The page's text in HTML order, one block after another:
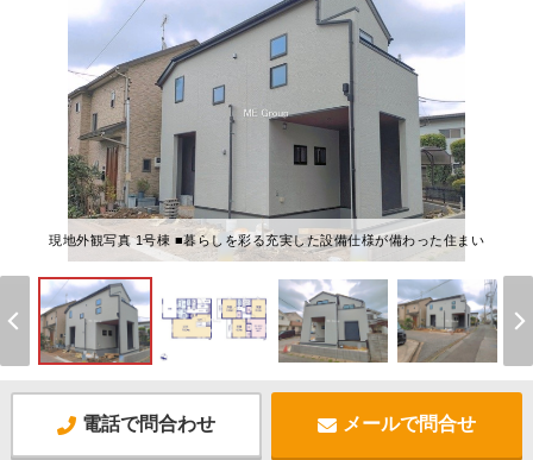
現地外観写真 1号棟 ■暮らしを彩る充実した設備仕様が備わった住まい
電話で問合わせ メールで問合せ